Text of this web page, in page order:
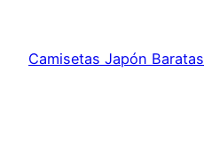
contenido
Camisetas Japón Baratas